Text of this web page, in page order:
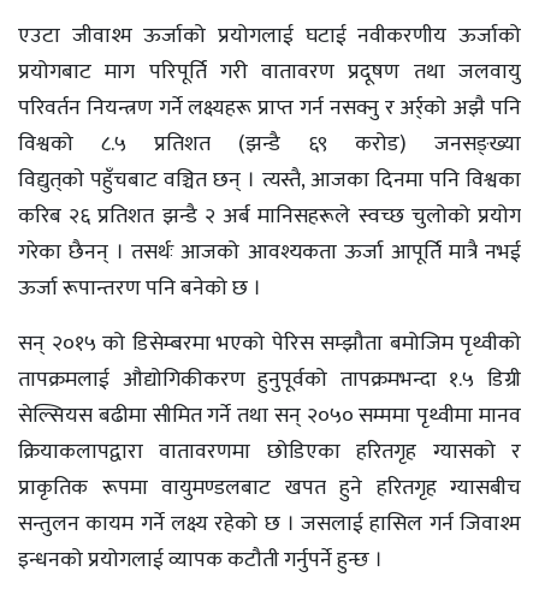
एउटा जीवाश्म ऊर्जाको प्रयोगलाई घटाई नवीकरणीय ऊर्जाको
प्रयोगबाट माग परिपूर्ति गरी वातावरण प्रदूषण तथा जलवायु
परिवर्तन नियन्त्रण गर्ने लक्ष्यहरू प्राप्त गर्न नसक्नु र अर्र्काे अझै पनि
विश्वको ८.५ प्रतिशत (झन्डै ६९ करोड) जनसङ्ख्या
विद्युत्‌काे पहुँचबाट वञ्चित छन् । त्यस्तै, आजका दिनमा पनि विश्वका
करिब २६ प्रतिशत झन्डै २ अर्ब मानिसहरूले स्वच्छ चुलोको प्रयोग
गरेका छैनन् । तसर्थः आजको आवश्यकता ऊर्जा आपूर्ति मात्रै नभई
ऊर्जा रूपान्तरण पनि बनेको छ ।
सन् २०१५ को डिसेम्बरमा भएको पेरिस सम्झौता बमोजिम पृथ्वीको
तापक्रमलाई औद्योगिकीकरण हुनुपूर्वको तापक्रमभन्दा १.५ डिग्री
सेल्सियस बढीमा सीमित गर्ने तथा सन् २०५० सम्ममा पृथ्वीमा मानव
क्रियाकलापद्वारा वातावरणमा छोडिएका हरितगृह ग्यासको र
प्राकृतिक रूपमा वायुमण्डलबाट खपत हुने हरितगृह ग्यासबीच
सन्तुलन कायम गर्ने लक्ष्य रहेको छ । जसलाई हासिल गर्न जिवाश्म
इन्धनको प्रयोगलाई व्यापक कटौती गर्नुपर्ने हुन्छ ।